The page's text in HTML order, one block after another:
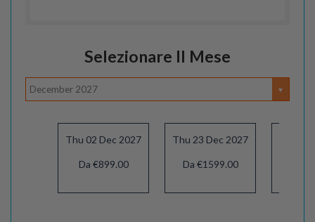
Selezionare Il Mese
December 2027
Thu 02 Dec 2027
Da €899.00
Thu 23 Dec 2027
Da €1599.00